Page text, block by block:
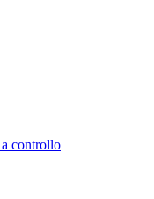
controllo